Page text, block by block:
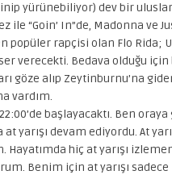
yürünebiliyor) dev bir
ile “Goin’ In”de, Madonna ve
popüler rapçisi olan Flo Rida;
verecekti. Bedava olduğu
göze alıp Zeytinburnu’na
vardım.
başlayacaktı. Ben
at yarışı devam ediyordu. At
Hayatımda hiç at yarışı
Benim için at yarışı